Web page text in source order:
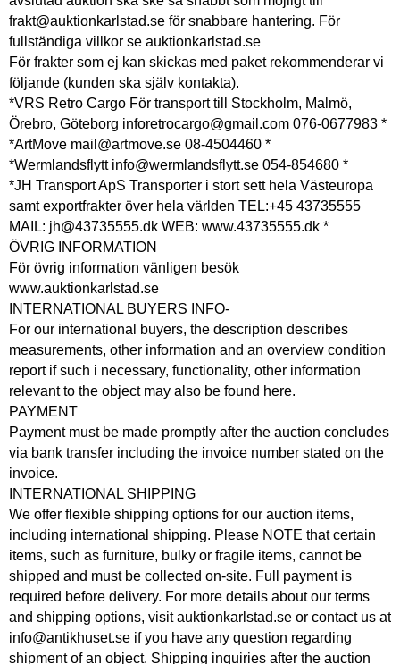
frakt@auktionkarlstad.se för snabbare hantering. För
fullständiga villkor se auktionkarlstad.se
För frakter som ej kan skickas med paket rekommenderar vi
följande (kunden ska själv kontakta).
*VRS Retro Cargo För transport till Stockholm, Malmö,
Örebro, Göteborg inforetrocargo@gmail.com 076-0677983 *
*ArtMove mail@artmove.se 08-4504460 *
*Wermlandsflytt info@wermlandsflytt.se 054-854680 *
*JH Transport ApS Transporter i stort sett hela Västeuropa
samt exportfrakter över hela världen TEL:+45 43735555
MAIL: jh@43735555.dk WEB: www.43735555.dk *
ÖVRIG INFORMATION
För övrig information vänligen besök
www.auktionkarlstad.se
INTERNATIONAL BUYERS INFO-
For our international buyers, the description describes
measurements, other information and an overview condition
report if such i necessary, functionality, other information
relevant to the object may also be found here.
PAYMENT
Payment must be made promptly after the auction concludes
via bank transfer including the invoice number stated on the
invoice.
INTERNATIONAL SHIPPING
We offer flexible shipping options for our auction items,
including international shipping. Please NOTE that certain
items, such as furniture, bulky or fragile items, cannot be
shipped and must be collected on-site. Full payment is
required before delivery. For more details about our terms
and shipping options, visit auktionkarlstad.se or contact us at
info@antikhuset.se if you have any question regarding
shipment of an object. Shipping inquiries after the auction